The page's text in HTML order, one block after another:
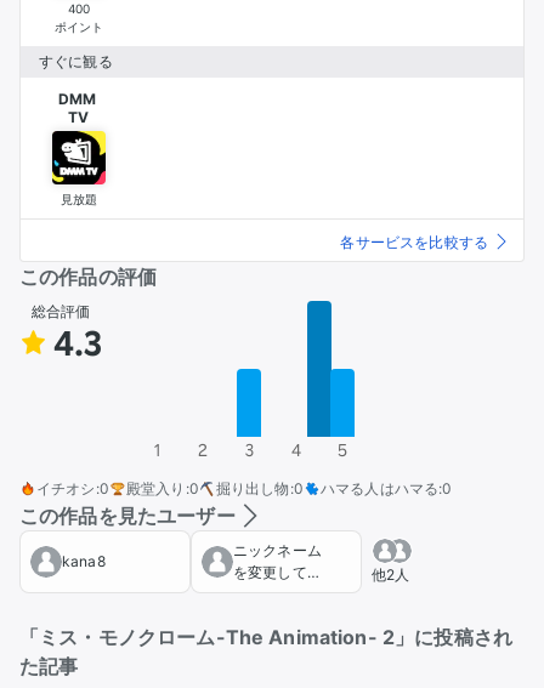
400
ポイント
すぐに観る
DMM
TV
見放題
各サービスを比較する
この作品の評価
総合評価
4.3
1 2 3 4 5
イチオシ :0 殿堂入り :0 掘り出し物 :0 ハマる人はハマる:0
この作品を見たユーザー
kana8
ニックネーム
を変更してく
ださい
他2人
「ミス・モノクローム-The Animation- 2」に投稿され
た記事